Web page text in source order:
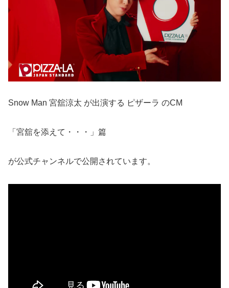
Snow Man 宮舘涼太 が出演する ピザーラ のCM
「宮舘を添えて・・・」篇
が公式チャンネルで公開されています。